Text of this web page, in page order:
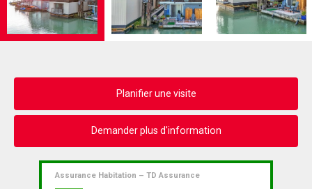
Planifier une visite
Demander plus d'information
Assurance Habitation – TD Assurance